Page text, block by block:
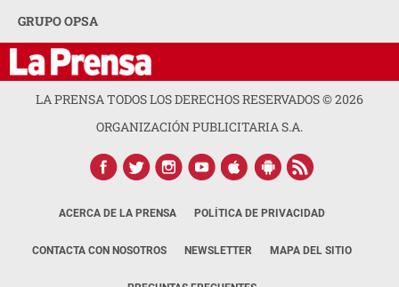
GRUPO OPSA
LA PRENSA TODOS LOS DERECHOS RESERVADOS ©2026
ORGANIZACIÓN PUBLICITARIA S.A.
ACERCA DE LA PRENSA POLÍTICA DE PRIVACIDAD
CONTACTA CON NOSOTROS NEWSLETTER MAPA DEL SITIO